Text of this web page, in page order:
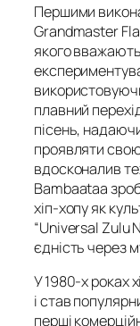
Першими
Grandmaster
якого
плавний
пісень,
проявляти
вдосконалив
Bambaataa
хіп-хопу як
“Universal Zulu
єдність через
У 1980-х роках
і став
перші